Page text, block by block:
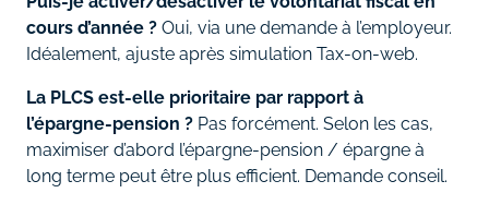
cours d’année ? Oui, via une demande à l’employeur.
Idéalement, ajuste après simulation Tax‑on‑web.
La PLCS est‑elle prioritaire par rapport à
l’épargne‑pension ? Pas forcément. Selon les cas,
maximiser d’abord l’épargne‑pension / épargne à
long terme peut être plus efficient. Demande conseil.